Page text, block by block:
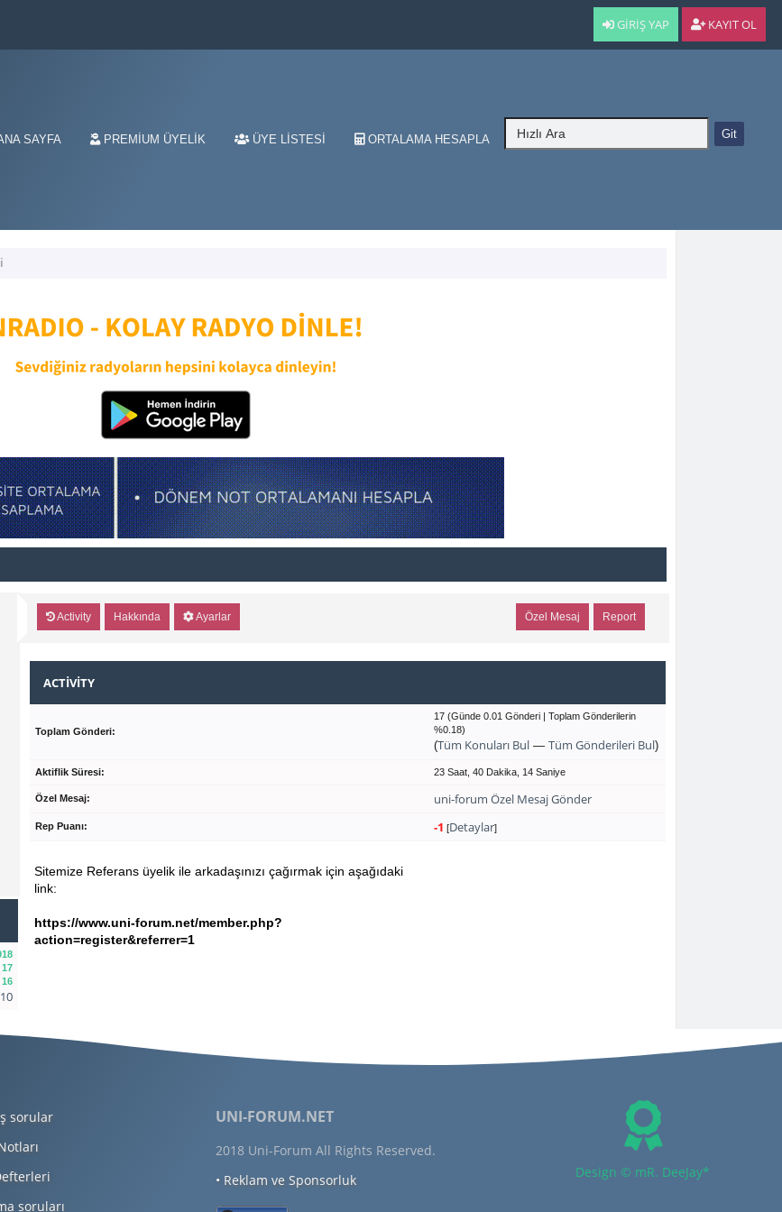
GIRIŞ YAP KAYIT OL
SAYFA PREMIUM ÜYELIK ÜYE LISTESI ORTALAMA HESAPLA
17
16
10
Activity Hakkında Ayarlar Report
Özel Mesaj
ACTIVITY
Toplam Gönderi:
17 (Günde 0.01 Gönderi | Toplam Gönderilerin
%0.18)
(Tüm Konuları Bul — Tüm Gönderileri Bul)
Aktiflik Süresi: 23 Saat, 40 Dakika, 14 Saniye
Özel Mesaj: uni-forum Özel Mesaj Gönder
Rep Puanı: -1 [Detaylar]
Sitemize Referans üyelik ile arkadaşınızı çağırmak için aşağıdaki
link:
https://www.uni-forum.net/member.php?
action=register&referrer=1
sorular
soruları
Design © mR. DeeJay*
UNI-FORUM.NET
2018 Uni-Forum All Rights Reserved.
• Reklam ve Sponsorluk